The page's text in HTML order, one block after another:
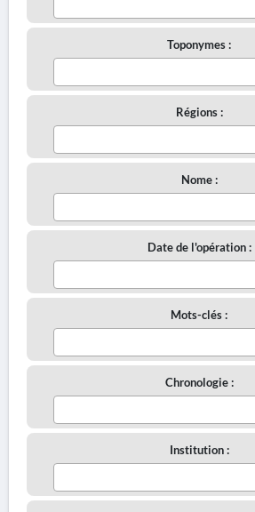
Toponymes :
Régions :
Nome :
Date de l'opération :
Mots-clés :
Chronologie :
Institution :